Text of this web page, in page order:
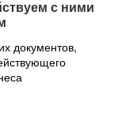
с ними
документов,